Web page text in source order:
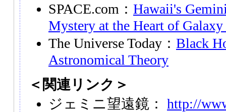
SPACE.com： Hawaii's
Mystery at the Heart of
The Universe Today： Black
Astronomical Theory
＜関連リンク＞
ジェミニ望遠鏡： http://